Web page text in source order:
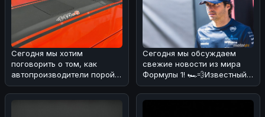
Сегодня мы хотим
поговорить о том, как
автопроизводители порой
хитрят с характеристиками
своих мощны
Сегодня мы обсуждаем
свежие новости из мира
Формулы 1! 🏎️💨Известный
эксперт и бывший пилот
Формулы